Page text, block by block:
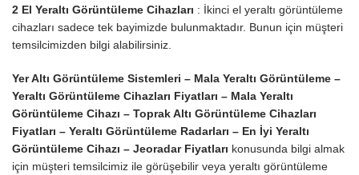
2 El Yeraltı Görüntüleme Cihazları : İkinci el yeraltı görüntüleme
cihazları sadece tek bayimizde bulunmaktadır. Bunun için müşteri
temsilcimizden bilgi alabilirsiniz.
Yer Altı Görüntüleme Sistemleri – Mala Yeraltı Görüntüleme –
Yeraltı Görüntüleme Cihazları Fiyatları – Mala Yeraltı
Görüntüleme Cihazı – Toprak Altı Görüntüleme Cihazları
Fiyatları – Yeraltı Görüntüleme Radarları – En İyi Yeraltı
Görüntüleme Cihazı – Jeoradar Fiyatları konusunda bilgi almak
için müşteri temsilcimiz ile görüşebilir veya yeraltı görüntüleme